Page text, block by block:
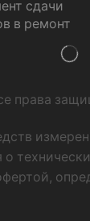
сдачи
в ремонт
права